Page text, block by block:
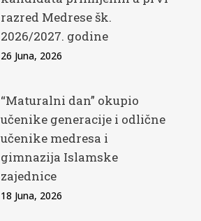
razred Medrese šk.
2026/2027. godine
26 Juna, 2026
“Maturalni dan” okupio
učenike generacije i odlične
učenike medresa i
gimnazija Islamske
zajednice
18 Juna, 2026